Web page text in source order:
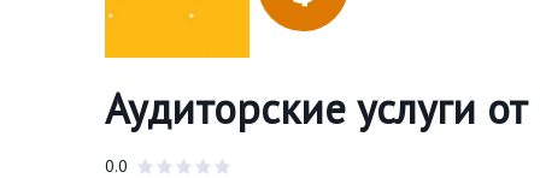
Аудиторские услуги от
0.0